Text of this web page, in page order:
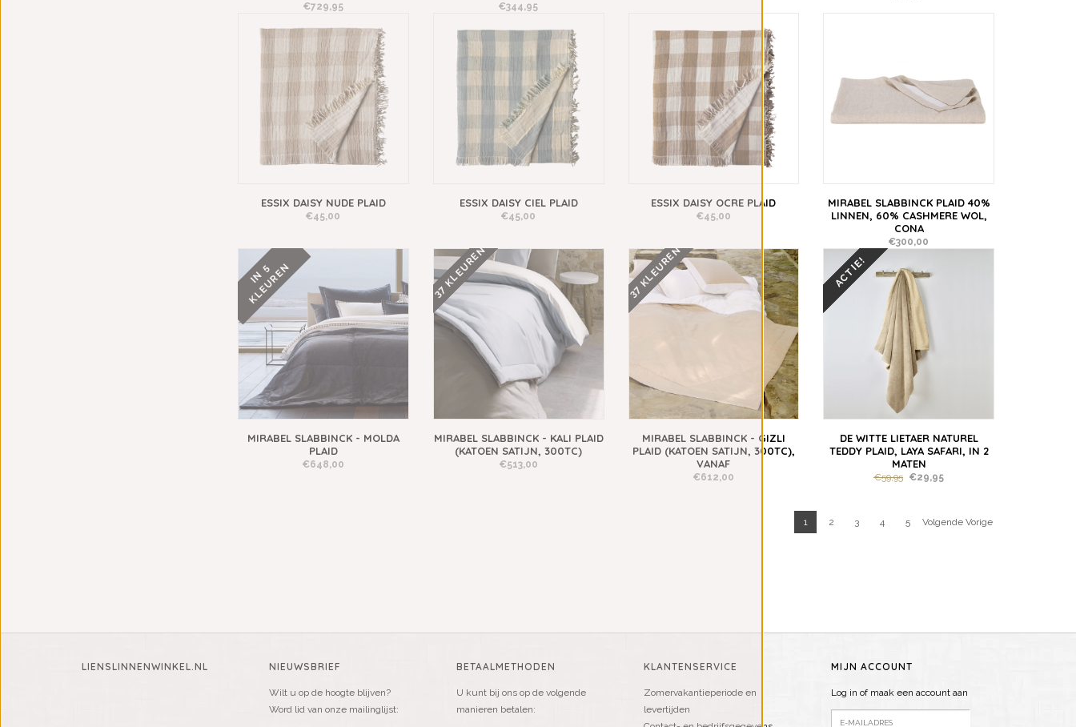
€729,95 €344,95
ESSIX DAISY NUDE PLAID
€45,00
ESSIX DAISY CIEL PLAID
€45,00
ESSIX DAISY OCRE PLAID
€45,00
MIRABEL SLABBINCK PLAID 40%
LINNEN, 60% CASHMERE WOL,
CONA
€300,00
I
N
5
K
L
E
U
R
E
N
MIRABEL SLABBINCK - MOLDA
PLAID
€648,00
37 KLEUREN
MIRABEL SLABBINCK - KALI PLAID
(KATOEN SATIJN, 300TC)
€513,00
37 KLEUREN
MIRABEL SLABBINCK - GIZLI
PLAID (KATOEN SATIJN, 300TC),
VANAF
€612,00
ACTIE!
DE WITTE LIETAER NATUREL
TEDDY PLAID, LAYA SAFARI, IN 2
MATEN
€59,95 €29,95
1 2 3 4 5 Volgende Vorige
LIENSLINNENWINKEL.NL NIEUWSBRIEF
Wilt u op de hoogte blijven?
Word lid van onze mailinglijst:
BETAALMETHODEN
U kunt bij ons op de volgende
manieren betalen:
KLANTENSERVICE
Zomervakantieperiode en
levertijden
MIJN ACCOUNT
Log in of maak een account aan